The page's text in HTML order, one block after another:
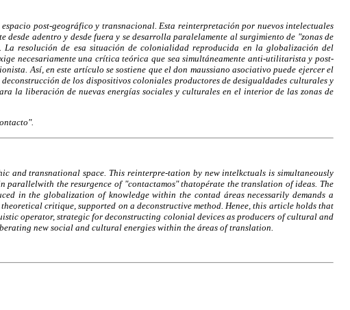
post-geográfico y transnacional. Esta reinterpretación por nuevos intelectuales
desde adentro y desde fuera y se desarrolla paralelamente al surgimiento de "zonas de
La resolución de esa situación de colonialidad reproducida en la globalización del
necesariamente una crítica teórica que sea simultáneamente anti-utilitarista y post-
Así, en este artículo se sostiene que el don maussiano asociativo puede ejercer el
de los dispositivos coloniales productores de desigualdades culturales y
la liberación de nuevas energías sociales y culturales en el interior de las zonas de
and transnational space. This reinterpre-tation by new intelkctuals is simultaneously
parallelwith the resurgence of "contactamos" thatopérate the translation of ideas. The
in the globalization of knowledge within the contad áreas necessarily demands a
critique, supported on a deconstructive method. Henee, this article holds that
operator, strategic for deconstructing colonial devices as producers of cultural and
new social and cultural energies within the áreas of translation.